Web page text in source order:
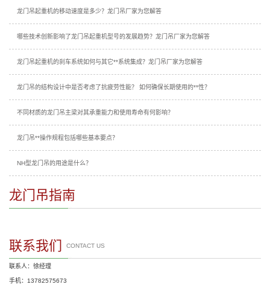
龙门吊起重机的移动速度是多少？龙门吊厂家为您解答
哪些技术创新影响了龙门吊起重机型号的发展趋势？龙门吊厂家为您解答
龙门吊起重机的刹车系统如何与其它**系统集成？龙门吊厂家为您解答
龙门吊的结构设计中是否考虑了抗疲劳性能？ 如何确保长期使用的**性？
不同材质的龙门吊主梁对其承重能力和使用寿命有何影响？
龙门吊**操作规程包括哪些基本要点？
NH型龙门吊的用途是什么？
龙门吊指南
联系我们 CONTACT US
联系人：徐经理
手机：13782575673